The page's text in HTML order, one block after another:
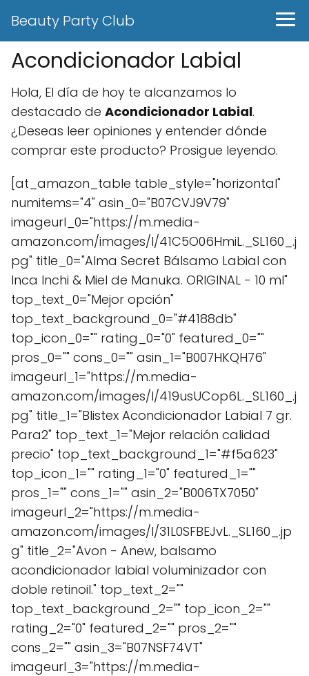
Beauty Party Club
Acondicionador Labial
Hola, El día de hoy te alcanzamos lo
destacado de Acondicionador Labial.
¿Deseas leer opiniones y entender dónde
comprar este producto? Prosigue leyendo.
[at_amazon_table table_style="horizontal"
numitems="4" asin_0="B07CVJ9V79"
imageurl_0="https://m.media-
amazon.com/images/I/41C5O06HmiL._SL160_.j
pg" title_0="Alma Secret Bálsamo Labial con
Inca Inchi & Miel de Manuka. ORIGINAL - 10 ml"
top_text_0="Mejor opción"
top_text_background_0="#4188db"
top_icon_0="" rating_0="0" featured_0=""
pros_0="" cons_0="" asin_1="B007HKQH76"
imageurl_1="https://m.media-
amazon.com/images/I/419usUCop6L._SL160_.j
pg" title_1="Blistex Acondicionador Labial 7 gr.
Para2" top_text_1="Mejor relación calidad
precio" top_text_background_1="#f5a623"
top_icon_1="" rating_1="0" featured_1=""
pros_1="" cons_1="" asin_2="B006TX7050"
imageurl_2="https://m.media-
amazon.com/images/I/31L0SFBEJvL._SL160_.jp
g" title_2="Avon - Anew, balsamo
acondicionador labial voluminizador con
doble retinoil." top_text_2=""
top_text_background_2="" top_icon_2=""
rating_2="0" featured_2="" pros_2=""
cons_2="" asin_3="B07NSF74VT"
imageurl_3="https://m.media-